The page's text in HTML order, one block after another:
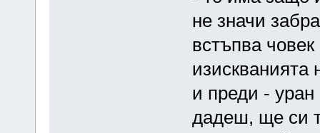
не значи
встъпва
изискванията
и преди -
дадеш, ще си